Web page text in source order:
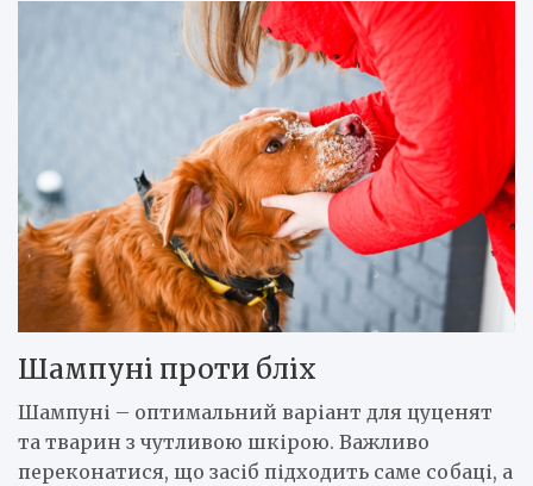
Шампуні проти бліх
Шампуні – оптимальний варіант для цуценят
та тварин з чутливою шкірою. Важливо
переконатися, що засіб підходить саме собаці, а